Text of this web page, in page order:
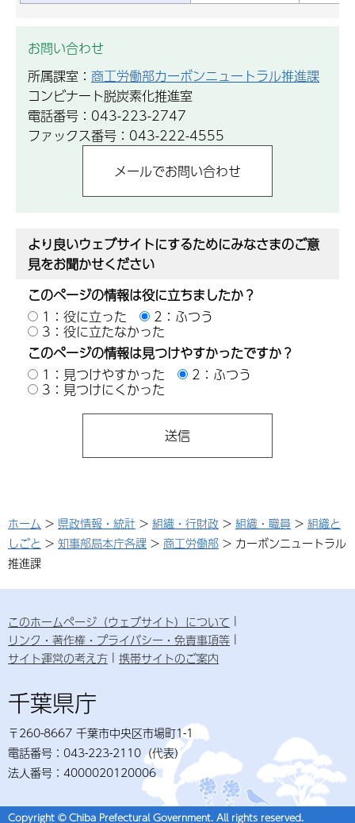
お問い合わせ
所属課室： 商工労働部カーボンニュートラル推進課
コンビナート脱炭素化推進室
電話番号：043-223-2747
ファックス番号：043-222-4555
より良いウェブサイトにするためにみなさまのご意
見をお聞かせください
このページの情報は役に立ちましたか？
1：役に立った
2：ふつう
3：役に立たなかった
このページの情報は見つけやすかったですか？
1：見つけやすかった
2：ふつう
3：見つけにくかった
ホーム > 県政情報・統計 > 組織・行財政 > 組織・職員 > 組織と
しごと > 知事部局本庁各課 > 商工労働部 > カーボンニュートラル
推進課
このホームページ（ウェブサイト）について
リンク・著作権・プライバシー・免責事項等
サイト運営の考え方
携帯サイトのご案内
千葉県庁
〒260-8667 千葉市中央区市場町1-1
電話番号：043-223-2110（代表）
法人番号：4000020120006
Copyright © Chiba Prefectural Government. All rights reserved.